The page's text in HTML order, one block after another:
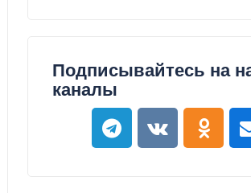
Подписывайтесь на
каналы